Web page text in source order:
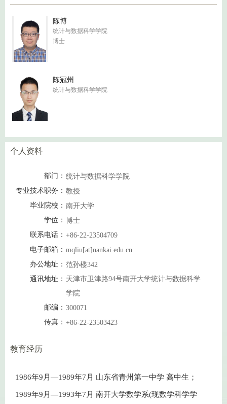
陈博
统计与数据科学学院
博士
陈冠州
统计与数据科学学院
个人资料
部门： 统计与数据科学学院
专业技术职务： 教授
毕业院校： 南开大学
学位： 博士
联系电话： +86-22-23504709
电子邮箱： mqliu[at]nankai.edu.cn
办公地址： 范孙楼342
通讯地址： 天津市卫津路94号南开大学统计与数据科学
学院
邮编： 300071
传真： +86-22-23503423
教育经历
1986年9月—1989年7月 山东省青州第一中学 高中生；
1989年9月—1993年7月 南开大学数学系(现数学科学学